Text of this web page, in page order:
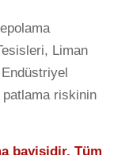
Liman
patlama riskinin
bayisidir. Tüm